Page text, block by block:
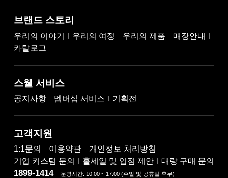
브랜드 스토리
우리의 이야기 우리의 여정 우리의 제품
매장안내
카탈로그
스웰 서비스
공지사항 멤버십 서비스 기획전
고객지원
1:1문의 이용약관
개인정보 처리방침
기업 커스텀 문의
홀세일 및 입점 제안 대량 구매 문의
1899-1414 운영시간: 10:00 ~ 17:00 (주말 및 공휴일 휴무)